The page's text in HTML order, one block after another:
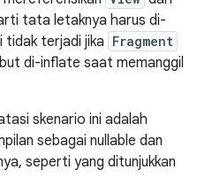
tata letaknya harus di-
tidak terjadi jika Fragment
di-inflate saat memanggil
skenario ini adalah
sebagai nullable dan
seperti yang ditunjukkan